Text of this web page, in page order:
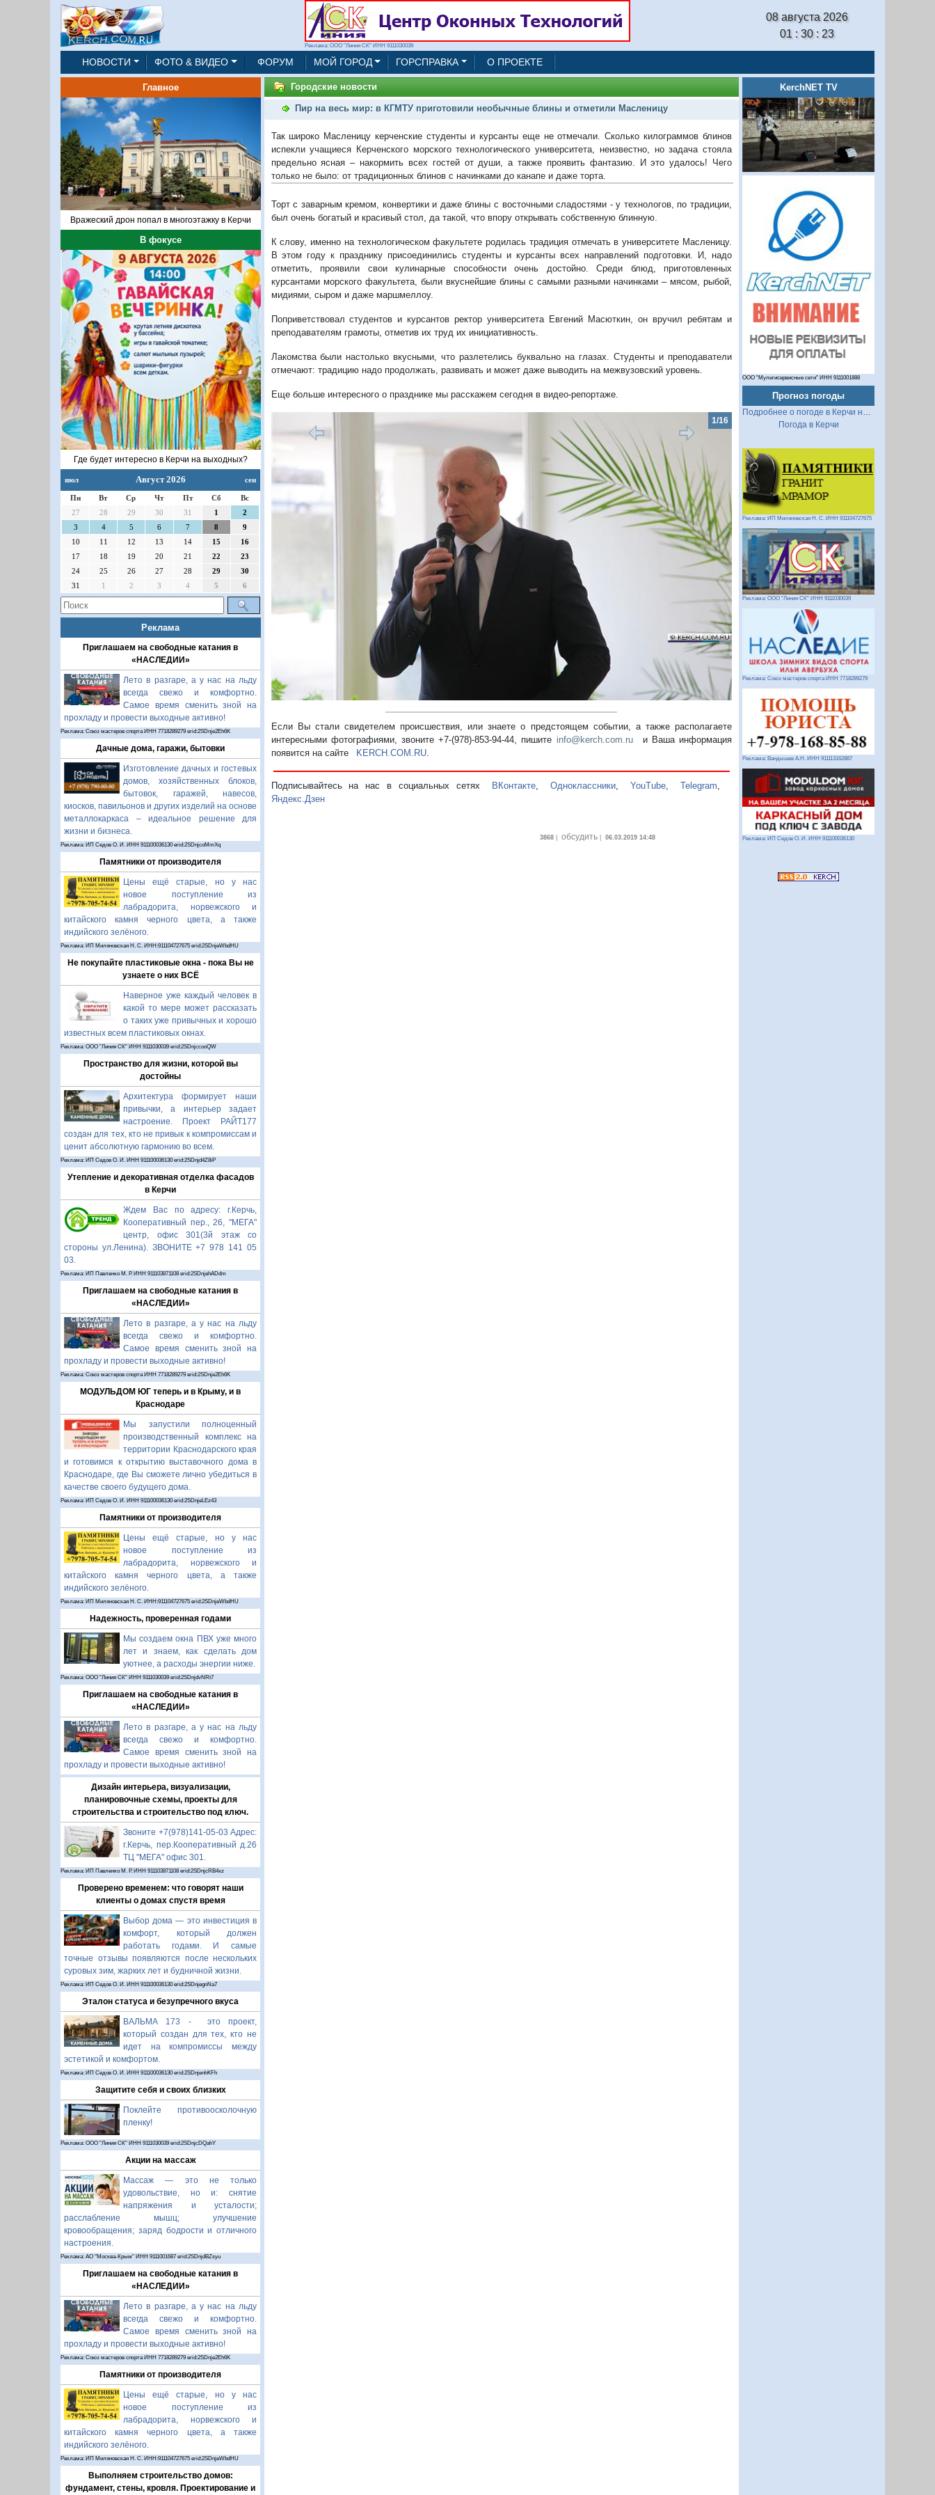
Реклама: ООО "Линия СК" ИНН 9111030039
08 августа 2026
01 : 30 : 24
НОВОСТИ ФОТО & ВИДЕО ФОРУМ МОЙ ГОРОД ГОРСПРАВКА О ПРОЕКТЕ
Главное
Вражеский дрон попал в многоэтажку в Керчи
В фокусе
Где будет интересно в Керчи на выходных?
июл Август 2026 сен
Пн Вт Ср Чт Пт Сб
Вс
27
28 29 30 31 1
2
3
4 5 6 7 8
9
10
11 12 13 14 15
16
17
18 19 20 21 22
23
24
25 26 27 28 29
30
31
1 2 3 4 5 6
Реклама
Приглашаем на свободные катания в
«НАСЛЕДИИ»
Лето в разгаре, а у нас на льду
всегда свежо и комфортно.
Самое время сменить зной на
прохладу и провести выходные активно!
Реклама: Союз мастеров спорта ИНН 7718289279 erid:2SDnje2Eh6K
Дачные дома, гаражи, бытовки
Изготовление дачных и гостевых
домов, хозяйственных блоков,
бытовок, гаражей, навесов,
киосков, павильонов и других изделий на основе
металлокаркаса – идеальное решение для
жизни и бизнеса.
Реклама: ИП Седов О. И. ИНН 911100036130 erid:2SDnjcoMmXq
Памятники от производителя
Цены ещё старые, но у нас
новое поступление из
лабрадорита, норвежского и
китайского камня черного цвета, а также
индийского зелёного.
Реклама: ИП Миляновская Н. С. ИНН:911104727675 erid:2SDnjeWbdHU
Не покупайте пластиковые окна - пока Вы не
узнаете о них ВСЁ
Наверное уже каждый человек в
какой то мере может рассказать
о таких уже привычных и хорошо
известных всем пластиковых окнах.
Реклама: ООО "Линия СК" ИНН 9111030039 erid:2SDnjccooQW
Пространство для жизни, которой вы
достойны
Архитектура формирует наши
привычки, а интерьер задает
настроение. Проект РАЙТ177
создан для тех, кто не привык к компромиссам и
ценит абсолютную гармонию во всем.
Реклама: ИП Седов О. И. ИНН 911100036130 erid:2SDnjd4Z8iP
Утепление и декоративная отделка фасадов
в Керчи
Ждем Вас по адресу: г.Керчь,
Кооперативный пер., 26, "МЕГА"
центр, офис 301(3й этаж со
стороны ул.Ленина). ЗВОНИТЕ +7 978 141 05
03.
Реклама: ИП Павленко М. Р. ИНН 911103871108 erid:2SDnjehADdm
Приглашаем на свободные катания в
«НАСЛЕДИИ»
Лето в разгаре, а у нас на льду
всегда свежо и комфортно.
Самое время сменить зной на
прохладу и провести выходные активно!
Реклама: Союз мастеров спорта ИНН 7718289279 erid:2SDnje2Eh6K
МОДУЛЬДОМ ЮГ теперь и в Крыму, и в
Краснодаре
Мы запустили полноценный
производственный комплекс на
территории Краснодарского края
и готовимся к открытию выставочного дома в
Краснодаре, где Вы сможете лично убедиться в
качестве своего будущего дома.
Реклама: ИП Седов О. И. ИНН 911100036130 erid:2SDnjeLEz43
Памятники от производителя
Цены ещё старые, но у нас
новое поступление из
лабрадорита, норвежского и
китайского камня черного цвета, а также
индийского зелёного.
Реклама: ИП Миляновская Н. С. ИНН:911104727675 erid:2SDnjeWbdHU
Надежность, проверенная годами
Мы создаем окна ПВХ уже много
лет и знаем, как сделать дом
уютнее, а расходы энергии ниже.
Реклама: ООО "Линия СК" ИНН 9111030039 erid:2SDnjdvNRt7
Приглашаем на свободные катания в
«НАСЛЕДИИ»
Лето в разгаре, а у нас на льду
всегда свежо и комфортно.
Самое время сменить зной на
прохладу и провести выходные активно!
Дизайн интерьера, визуализации,
планировочные схемы, проекты для
строительства и строительство под ключ.
Звоните +7(978)141-05-03 Адрес:
г.Керчь, пер.Кооперативный д.26
ТЦ "МЕГА" офис 301.
Реклама: ИП Павленко М. Р. ИНН 911103871108 erid:2SDnjcRB4xz
Проверено временем: что говорят наши
клиенты о домах спустя время
Выбор дома — это инвестиция в
комфорт, который должен
работать годами. И самые
точные отзывы появляются после нескольких
суровых зим, жарких лет и будничной жизни.
Реклама: ИП Седов О. И. ИНН 911100036130 erid:2SDnjegnNa7
Эталон статуса и безупречного вкуса
ВАЛЬМА 173 - это проект,
который создан для тех, кто не
идет на компромиссы между
эстетикой и комфортом.
Реклама: ИП Седов О. И. ИНН 911100036130 erid:2SDnjenhKFh
Защитите себя и своих близких
Поклейте противоосколочную
пленку!
Реклама: ООО "Линия СК" ИНН 9111030039 erid:2SDnjcDQahY
Акции на массаж
Массаж — это не только
удовольствие, но и: снятие
напряжения и усталости;
расслабление мышц; улучшение
кровообращения; заряд бодрости и отличного
настроения.
Реклама: АО "Москва-Крым" ИНН 9111001687 erid:2SDnjdBZsyu
Приглашаем на свободные катания в
«НАСЛЕДИИ»
Лето в разгаре, а у нас на льду
всегда свежо и комфортно.
Самое время сменить зной на
прохладу и провести выходные активно!
Реклама: Союз мастеров спорта ИНН 7718289279 erid:2SDnje2Eh6K
Памятники от производителя
Цены ещё старые, но у нас
новое поступление из
лабрадорита, норвежского и
китайского камня черного цвета, а также
индийского зелёного.
Реклама: ИП Миляновская Н. С. ИНН:911104727675 erid:2SDnjeWbdHU
Выполняем строительство домов:
фундамент, стены, кровля. Проектирование и
Городские новости
Пир на весь мир: в КГМТУ приготовили необычные блины и отметили Масленицу
Так широко Масленицу керченские студенты и курсанты еще не отмечали. Сколько килограммов блинов
испекли учащиеся Керченского морского технологического университета, неизвестно, но задача стояла
предельно ясная – накормить всех гостей от души, а также проявить фантазию. И это удалось! Чего
только не было: от традиционных блинов с начинками до канапе и даже торта.
Торт с заварным кремом, конвертики и даже блины с восточными сладостями - у технологов, по традиции,
был очень богатый и красивый стол, да такой, что впору открывать собственную блинную.
К слову, именно на технологическом факультете родилась традиция отмечать в университете Масленицу.
В этом году к празднику присоединились студенты и курсанты всех направлений подготовки. И, надо
отметить, проявили свои кулинарные способности очень достойно. Среди блюд, приготовленных
курсантами морского факультета, были вкуснейшие блины с самыми разными начинками – мясом, рыбой,
мидиями, сыром и даже маршмеллоу.
Поприветствовал студентов и курсантов ректор университета Евгений Масюткин, он вручил ребятам и
преподавателям грамоты, отметив их труд их инициативность.
Лакомства были настолько вкусными, что разлетелись буквально на глазах. Студенты и преподаватели
отмечают: традицию надо продолжать, развивать и может даже выводить на межвузовский уровень.
Еще больше интересного о празднике мы расскажем сегодня в видео-репортаже.
Следующий
Если Вы стали свидетелем происшествия, или знаете о предстоящем событии, а также располагаете
интересными фотографиями, звоните +7-(978)-853-94-44, пишите info@kerch.com.ru и Ваша информация
появится на сайте KERCH.COM.RU.
Подписывайтесь на нас в социальных сетях ВКонтакте Одноклассники ,YouTube ,Telegram
Яндекс.Дзен
3868| обсудить| 06.03.2019 14:48
KerchNET TV
ООО "Мультисервисные сети" ИНН 9111001888
Прогноз погоды
Подробнее о погоде в Керчи на 2 недели
Погода в Керчи
Реклама: ИП Миляновская Н. С. ИНН 911104727675
Реклама: ООО "Линия СК" ИНН 9111030039
Реклама: Союз мастеров спорта ИНН 7718289279
Реклама: Вандышев А.Н. ИНН 911113162887
Реклама: ИП Седов О. И. ИНН 911100036130